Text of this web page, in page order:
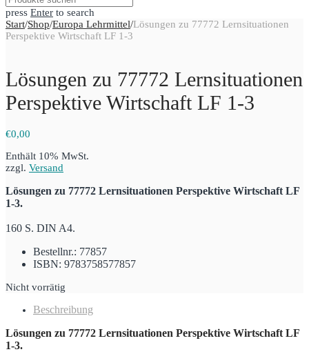
press Enter to search
Start/Shop/Europa Lehrmittel/Lösungen zu 77772 Lernsituationen
Perspektive Wirtschaft LF 1-3
Lösungen zu 77772 Lernsituationen
Perspektive Wirtschaft LF 1-3
€0,00
Enthält 10% MwSt.
zzgl. Versand
Lösungen zu 77772 Lernsituationen Perspektive Wirtschaft LF
1-3.
160 S. DIN A4.
Bestellnr.: 77857
ISBN: 9783758577857
Nicht vorrätig
Beschreibung
Lösungen zu 77772 Lernsituationen Perspektive Wirtschaft LF
1-3.